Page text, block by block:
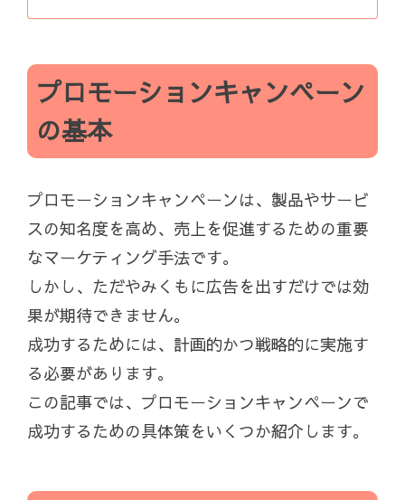
プロモーションキャンペーン
の基本
プロモーションキャンペーンは、製品やサービ
スの知名度を高め、売上を促進するための重要
なマーケティング手法です。
しかし、ただやみくもに広告を出すだけでは効
果が期待できません。
成功するためには、計画的かつ戦略的に実施す
る必要があります。
この記事では、プロモーションキャンペーンで
成功するための具体策をいくつか紹介します。